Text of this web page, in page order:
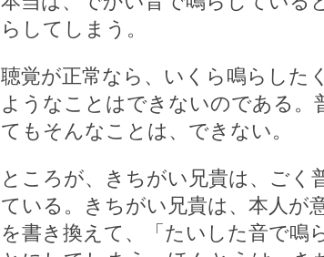
らしてしまう。
聴覚が正常なら、いくら鳴らした
ようなことはできないのである。
てもそんなことは、できない。
ところが、きちがい兄貴は、ごく
ている。きちがい兄貴は、本人が
を書き換えて、「たいした音で鳴